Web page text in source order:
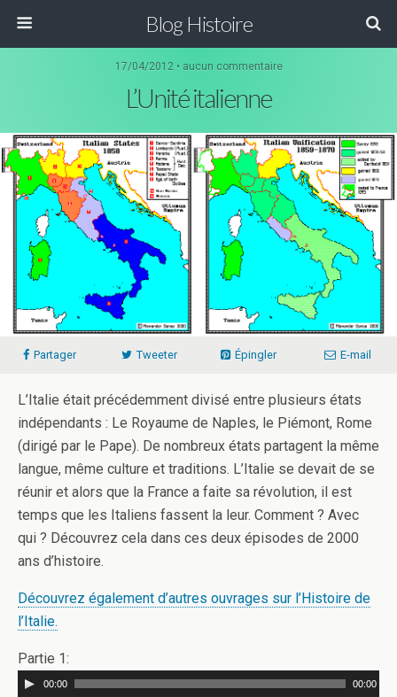
Blog Histoire
17/04/2012 • aucun commentaire
L’Unité italienne
Partager Tweeter Épingler E-mail
L’Italie était précédemment divisé entre plusieurs états
indépendants : Le Royaume de Naples, le Piémont, Rome
(dirigé par le Pape). De nombreux états partagent la même
langue, même culture et traditions. L’Italie se devait de se
réunir et alors que la France a faite sa révolution, il est
temps que les Italiens fassent la leur. Comment ? Avec
qui ? Découvrez cela dans ces deux épisodes de 2000
ans d’histoire.
Découvrez également d’autres ouvrages sur l’Histoire de
l’Italie.
Partie 1:
00:00 00:00